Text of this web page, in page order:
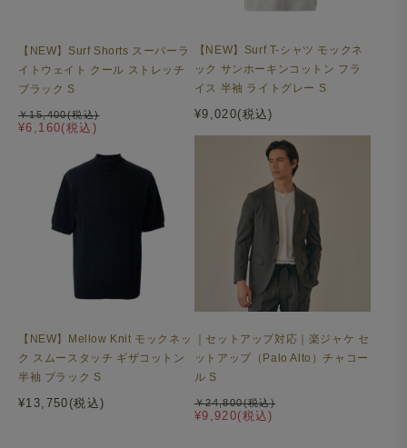
【NEW】Surf Shorts スーパーラ
イトウェイト クール ストレッチ
ブラック S
¥6,160(税込)
￥15,400(税込)
【NEW】Surf T-シャツ モックネ
ック サンホーキンコットン フラ
イス 半袖 ライトグレー S
¥9,020(税込)
【NEW】Mellow Knit モックネッ
ク スムースタッチ ギザコットン
半袖 ブラック S
¥13,750(税込)
｜セットアップ対応｜楽ジャケ セ
ットアップ（Palo Alto）チャコー
ル S
¥9,920(税込)
￥24,800(税込)